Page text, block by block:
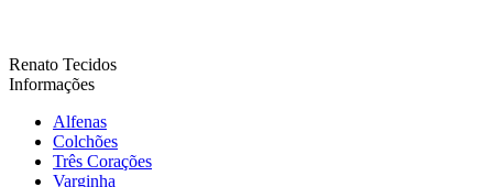
Renato Tecidos
Informações
Alfenas
Colchões
Três Corações
Varginha